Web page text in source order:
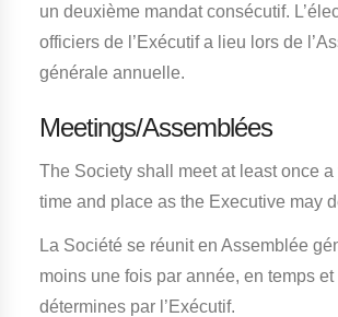
un deuxième mandat consécutif.
officiers de l’Exécutif a lieu lors de
générale annuelle.
Meetings/Assemblées
The Society shall meet at least once a
time and place as the Executive may
La Société se réunit en Assemblée
moins une fois par année, en temps et
détermines par l’Exécutif.